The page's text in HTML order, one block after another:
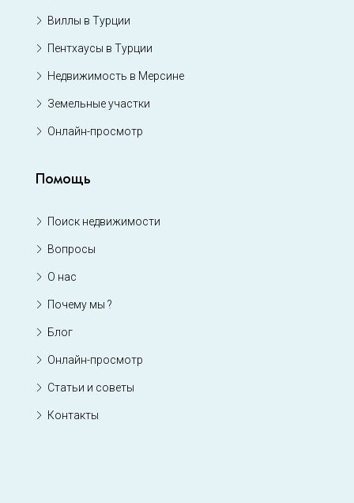
Виллы в Турции
Пентхаусы в Турции
Недвижимость в Мерсине
Земельные участки
Онлайн-просмотр
Помощь
Поиск недвижимости
Вопросы
О нас
Почему мы ?
Блог
Онлайн-просмотр
Статьи и советы
Контакты